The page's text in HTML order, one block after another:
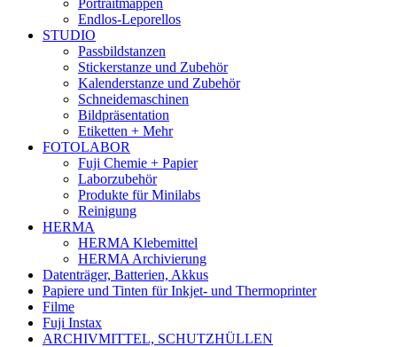
Portraitmappen
Endlos-Leporellos
STUDIO
Passbildstanzen
Stickerstanze und Zubehör
Kalenderstanze und Zubehör
Schneidemaschinen
Bildpräsentation
Etiketten + Mehr
FOTOLABOR
Fuji Chemie + Papier
Laborzubehör
Produkte für Minilabs
Reinigung
HERMA
HERMA Klebemittel
HERMA Archivierung
Datenträger, Batterien, Akkus
Papiere und Tinten für Inkjet- und Thermoprinter
Filme
Fuji Instax
ARCHIVMITTEL, SCHUTZHÜLLEN